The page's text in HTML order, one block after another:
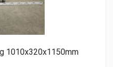
1010x320x1150mm